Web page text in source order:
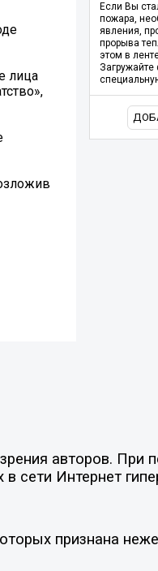
лица
Если Вы
пожара,
явления,
прорыва
этом в
Загружайте
авторов. При
сети Интернет
признана